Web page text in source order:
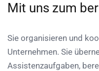
Mit uns zum
Sie organisieren und
Unternehmen. Sie
Assistenzaufgaben,